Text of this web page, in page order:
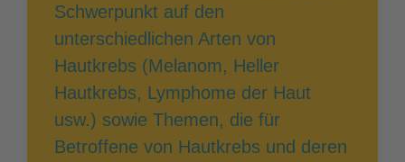
Schwerpunkt auf den
unterschiedlichen Arten von
Hautkrebs (Melanom, Heller
Hautkrebs, Lymphome der Haut
usw.) sowie Themen, die für
Betroffene von Hautkrebs und deren